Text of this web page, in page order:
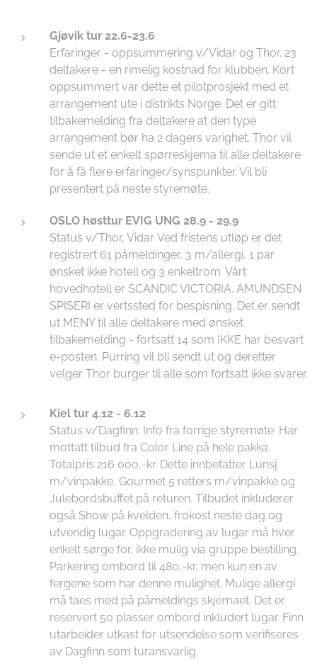
Gjøvik tur 22.6-23.6
Erfaringer - oppsummering v/Vidar og Thor. 23
deltakere - en rimelig kostnad for klubben. Kort
oppsummert var dette et pilotprosjekt med et
arrangement ute i distrikts Norge. Det er gitt
tilbakemelding fra deltakere at den type
arrangement bør ha 2 dagers varighet. Thor vil
sende ut et enkelt spørreskjema til alle deltakere
for å få flere erfaringer/synspunkter. Vil bli
presentert på neste styremøte.
OSLO høsttur EVIG UNG 28.9 - 29.9
Status v/Thor, Vidar. Ved fristens utløp er det
registrert 61 påmeldinger, 3 m/allergi, 1 par
ønsket ikke hotell og 3 enkeltrom. Vårt
hovedhotell er SCANDIC VICTORIA. AMUNDSEN
SPISERI er vertssted for bespisning. Det er sendt
ut MENY til alle deltakere med ønsket
tilbakemelding - fortsatt 14 som IKKE har besvart
e-posten. Purring vil bli sendt ut og deretter
velger Thor burger til alle som fortsatt ikke svarer.
Kiel tur 4.12 - 6.12
Status v/Dagfinn: Info fra forrige styremøte: Har
mottatt tilbud fra Color Line på hele pakka.
Totalpris 216 000,-kr. Dette innbefatter Lunsj
m/vinpakke, Gourmet 5 retters m/vinpakke og
Julebordsbuffet på returen. Tilbudet inkluderer
også Show på kvelden, frokost neste dag og
utvendig lugar. Oppgradering av lugar må hver
enkelt sørge for, ikke mulig via gruppe bestilling.
Parkering ombord til 480,-kr, men kun en av
fergene som har denne mulighet. Mulige allergi
må taes med på påmeldings skjemaet. Det er
reservert 50 plasser ombord inkludert lugar. Finn
utarbeider utkast for utsendelse som verifiseres
av Dagfinn som turansvarlig.